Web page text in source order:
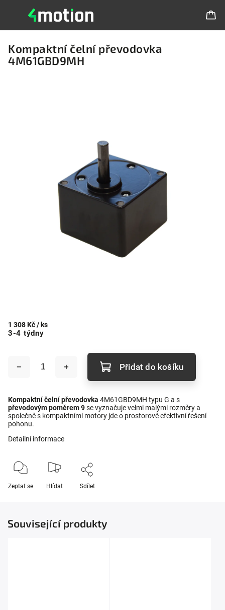
Kompaktní čelní převodovka
4M61GBD9MH
1 308 Kč/ ks
3-4 týdny
Přidat do košíku
Kompaktní čelní převodovka 4M61GBD9MH typu G a s
převodovým poměrem 9se vyznačuje velmi malými rozměry a
společně s kompaktními motory jde o prostorově efektivní řešení
pohonu.
Detailní informace
Zeptat se Hlídat Sdílet
Související produkty